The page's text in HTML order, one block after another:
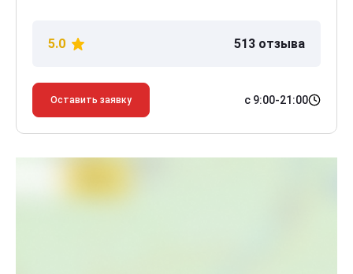
5.0 513 отзыва
Оставить заявку с 9:00-21:00